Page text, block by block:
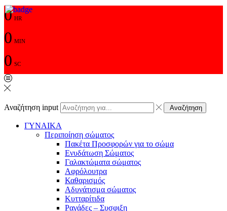
0 HR
0 MIN
0 SC
Αναζήτηση input Αναζήτηση
ΓΥΝΑΙΚΑ
Περιποίηση σώματος
Πακέτα Προσφορών για το σώμα
Ενυδάτωση Σώματος
Γαλακτώματα σώματος
Αφρόλουτρα
Καθαρισμός
Αδυνάτισμα σώματος
Κυτταρίτιδα
Ραγάδες – Συσφιξη